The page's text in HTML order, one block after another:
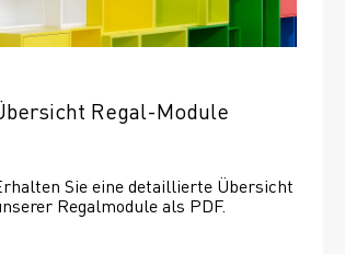
Regal-Module
Sie eine detaillierte Übersicht
Regalmodule als PDF.